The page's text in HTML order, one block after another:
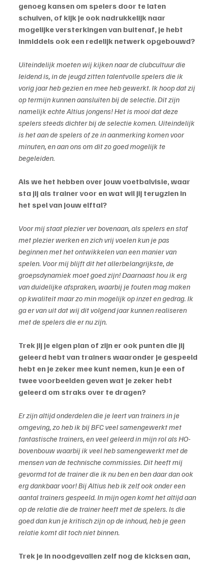
genoeg kansen om spelers door te laten
schuiven, of kijk je ook nadrukkelijk naar
mogelijke versterkingen van buitenaf, je hebt
inmiddels ook een redelijk netwerk opgebouwd?
Uiteindelijk moeten wij kijken naar de clubcultuur die
leidend is, in de jeugd zitten talentvolle spelers die ik
vorig jaar heb gezien en mee heb gewerkt. Ik hoop dat zij
op termijn kunnen aansluiten bij de selectie. Dit zijn
namelijk echte Altius jongens! Het is mooi dat deze
spelers steeds dichter bij de selectie komen. Uiteindelijk
is het aan de spelers of ze in aanmerking komen voor
minuten, en aan ons om dit zo goed mogelijk te
begeleiden.
Als we het hebben over jouw voetbalvisie, waar
sta jij als trainer voor en wat wil jij terugzien in
het spel van jouw elftal?
Voor mij staat plezier ver bovenaan, als spelers en staf
met plezier werken en zich vrij voelen kun je pas
beginnen met het ontwikkelen van een manier van
spelen. Voor mij blijft dit het allerbelangrijkste, de
groepsdynamiek moet goed zijn! Daarnaast hou ik erg
van duidelijke afspraken, waarbij je fouten mag maken
op kwaliteit maar zo min mogelijk op inzet en gedrag. Ik
ga er van uit dat wij dit volgend jaar kunnen realiseren
met de spelers die er nu zijn.
Trek jij je eigen plan of zijn er ook punten die jij
geleerd hebt van trainers waaronder je gespeeld
hebt en je zeker mee kunt nemen, kun je een of
twee voorbeelden geven wat je zeker hebt
geleerd om straks over te dragen?
Er zijn altijd onderdelen die je leert van trainers in je
omgeving, zo heb ik bij BFC veel samengewerkt met
fantastische trainers, en veel geleerd in mijn rol als HO-
bovenbouw waarbij ik veel heb samengewerkt met de
mensen van de technische commissies. Dit heeft mij
gevormd tot de trainer die ik nu ben en ben daar dan ook
erg dankbaar voor! Bij Altius heb ik zelf ook onder een
aantal trainers gespeeld. In mijn ogen komt het altijd aan
op de relatie die de trainer heeft met de spelers. Is die
goed dan kun je kritisch zijn op de inhoud, heb je geen
relatie komt dit toch niet binnen.
Trek je in noodgevallen zelf nog de kicksen aan,